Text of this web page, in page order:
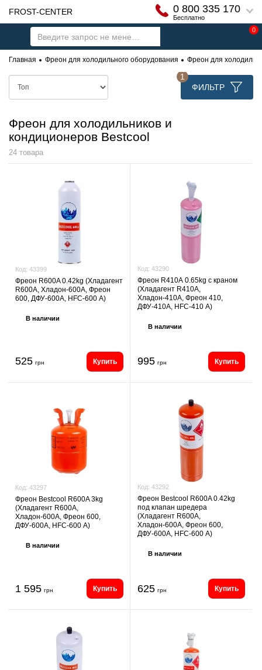
FROST-CENTER 0 800 335 170
Бесплатно
0
Главная Фреон для холодильного оборудования Фреон для
ФИЛЬТР
1
Фреон для холодильников и
кондиционеров Bestcool
24 товара
Код: 43399
Фреон R600A 0.42kg (Хладагент
R600A, Хладон-600A, Фреон
600, ДФУ-600A, HFC-600 А)
В наличии
525 грн Купить
Код: 43290
Фреон R410А 0.65kg с краном
(Хладагент R410А,
Хладон-410А, Фреон 410,
ДФУ-410А, HFC-410 А)
В наличии
995 грн Купить
Код: 43297
Фреон Bestcool R600A 3kg
(Хладагент R600A,
Хладон-600A, Фреон 600,
ДФУ-600A, HFC-600 А)
В наличии
1 595 грн Купить
Код: 43292
Фреон Bestcool R600A 0.42kg
под клапан шредера
(Хладагент R600A,
Хладон-600A, Фреон 600,
ДФУ-600A, HFC-600 А)
В наличии
625 грн Купить